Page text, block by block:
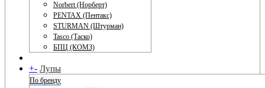
Norbert (Норберт)
PENTAX (Пентакс)
STURMAN (Штурман)
Tasco (Таско)
БПЦ (КОМЗ)
+- Лупы
По бренду